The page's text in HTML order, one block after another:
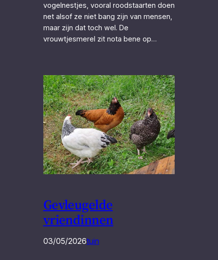
vogelnestjes, vooral roodstaarten doen
net alsof ze niet bang zijn van mensen,
maar zijn dat toch wel. De
vrouwtjesmerel zit nota bene op…
Gevleugelde
vriendinnen
03/05/2026tuin